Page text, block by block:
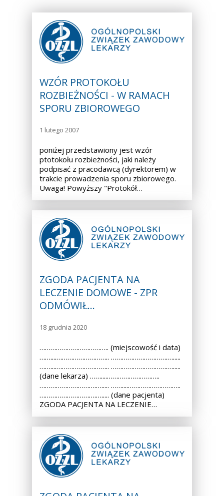
WZÓR PROTOKOŁU
ROZBIEŻNOŚCI - W RAMACH
SPORU ZBIOROWEGO
1 lutego 2007
poniżej przedstawiony jest wzór
ptotokołu rozbieżności, jaki należy
podpisać z pracodawcą (dyrektorem) w
trakcie prowadzenia sporu zbiorowego.
Uwaga! Powyższy "Protokół…
ZGODA PACJENTA NA
LECZENIE DOMOWE - ZPR
ODMÓWIŁ…
18 grudnia 2020
……………………………….. (miejscowość i data)
……....……………………….. ………………………….….....
……....……………………….. ………………………….….....
(dane lekarza) ……....………………………..
………………………….…..... ……....………………………..
………………………….…..... (dane pacjenta)
ZGODA PACJENTA NA LECZENIE…